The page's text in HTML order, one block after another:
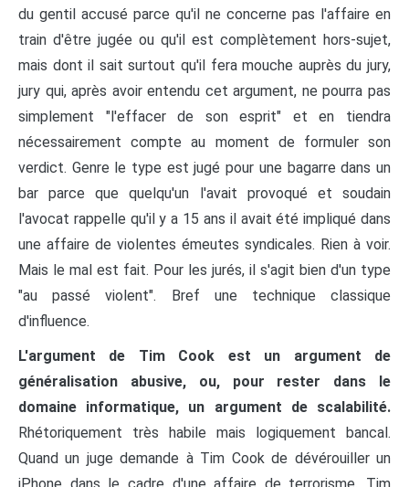
du gentil accusé parce qu'il ne concerne pas l'affaire en
train d'être jugée ou qu'il est complètement hors-sujet,
mais dont il sait surtout qu'il fera mouche auprès du jury,
jury qui, après avoir entendu cet argument, ne pourra pas
simplement "l'effacer de son esprit" et en tiendra
nécessairement compte au moment de formuler son
verdict. Genre le type est jugé pour une bagarre dans un
bar parce que quelqu'un l'avait provoqué et soudain
l'avocat rappelle qu'il y a 15 ans il avait été impliqué dans
une affaire de violentes émeutes syndicales. Rien à voir.
Mais le mal est fait. Pour les jurés, il s'agit bien d'un type
"au passé violent". Bref une technique classique
d'influence.
L'argument de Tim Cook est un argument de
généralisation abusive, ou, pour rester dans le
domaine informatique, un argument de scalabilité.
Rhétoriquement très habile mais logiquement bancal.
Quand un juge demande à Tim Cook de dévérouiller un